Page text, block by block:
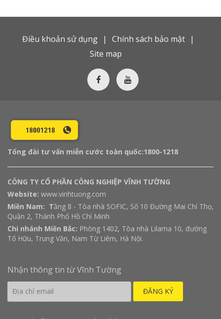
Điều khoản sử dụng
Chính sách bảo mật
Site map
Tổng đài tư vấn miễn cước toàn quốc:1800-1218
CÔNG TY CỔ PHẦN CÔNG NGHIỆP VĨNH TƯỜNG
Website: www.vinhtuong.com
Miền Nam: Tầng 8 - Tòa nhà SOFIC, Số 10 Đường Mai Chí Thọ,
Quận 2, Thành Phố Hồ Chí Minh
Chi nhánh Miền Bắc: Phòng 1402, Tòa nhà Lilama 10, đường
Tố Hữu, Trung Văn, Nam Từ Liêm, Hà Nội.
Nhận thông tin từ Vĩnh Tường
ĐĂNG KÝ